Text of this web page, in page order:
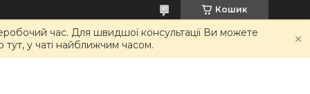
Кошик
час. Для швидшої консультації Ви можете
у чаті найближчим часом.